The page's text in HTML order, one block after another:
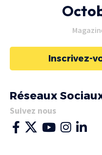
Inscrivez-
Réseaux
Suivez nous